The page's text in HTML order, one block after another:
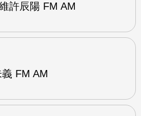
許辰陽 FM AM
FM AM